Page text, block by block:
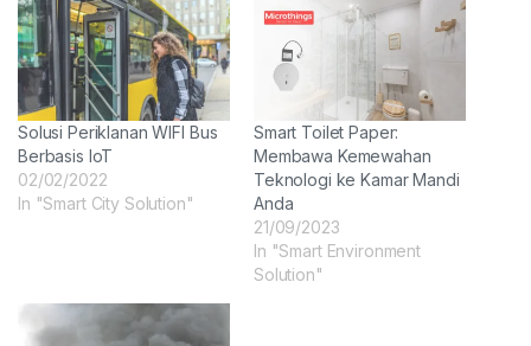
Solusi Periklanan WIFI Bus
Berbasis IoT
02/02/2022
In "Smart City Solution"
Smart Toilet Paper:
Membawa Kemewahan
Teknologi ke Kamar Mandi
Anda
21/09/2023
In "Smart Environment
Solution"